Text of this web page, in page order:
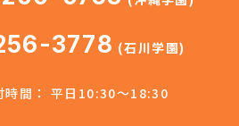
3778 (石川学園)
時間： 平日10:30～18:30